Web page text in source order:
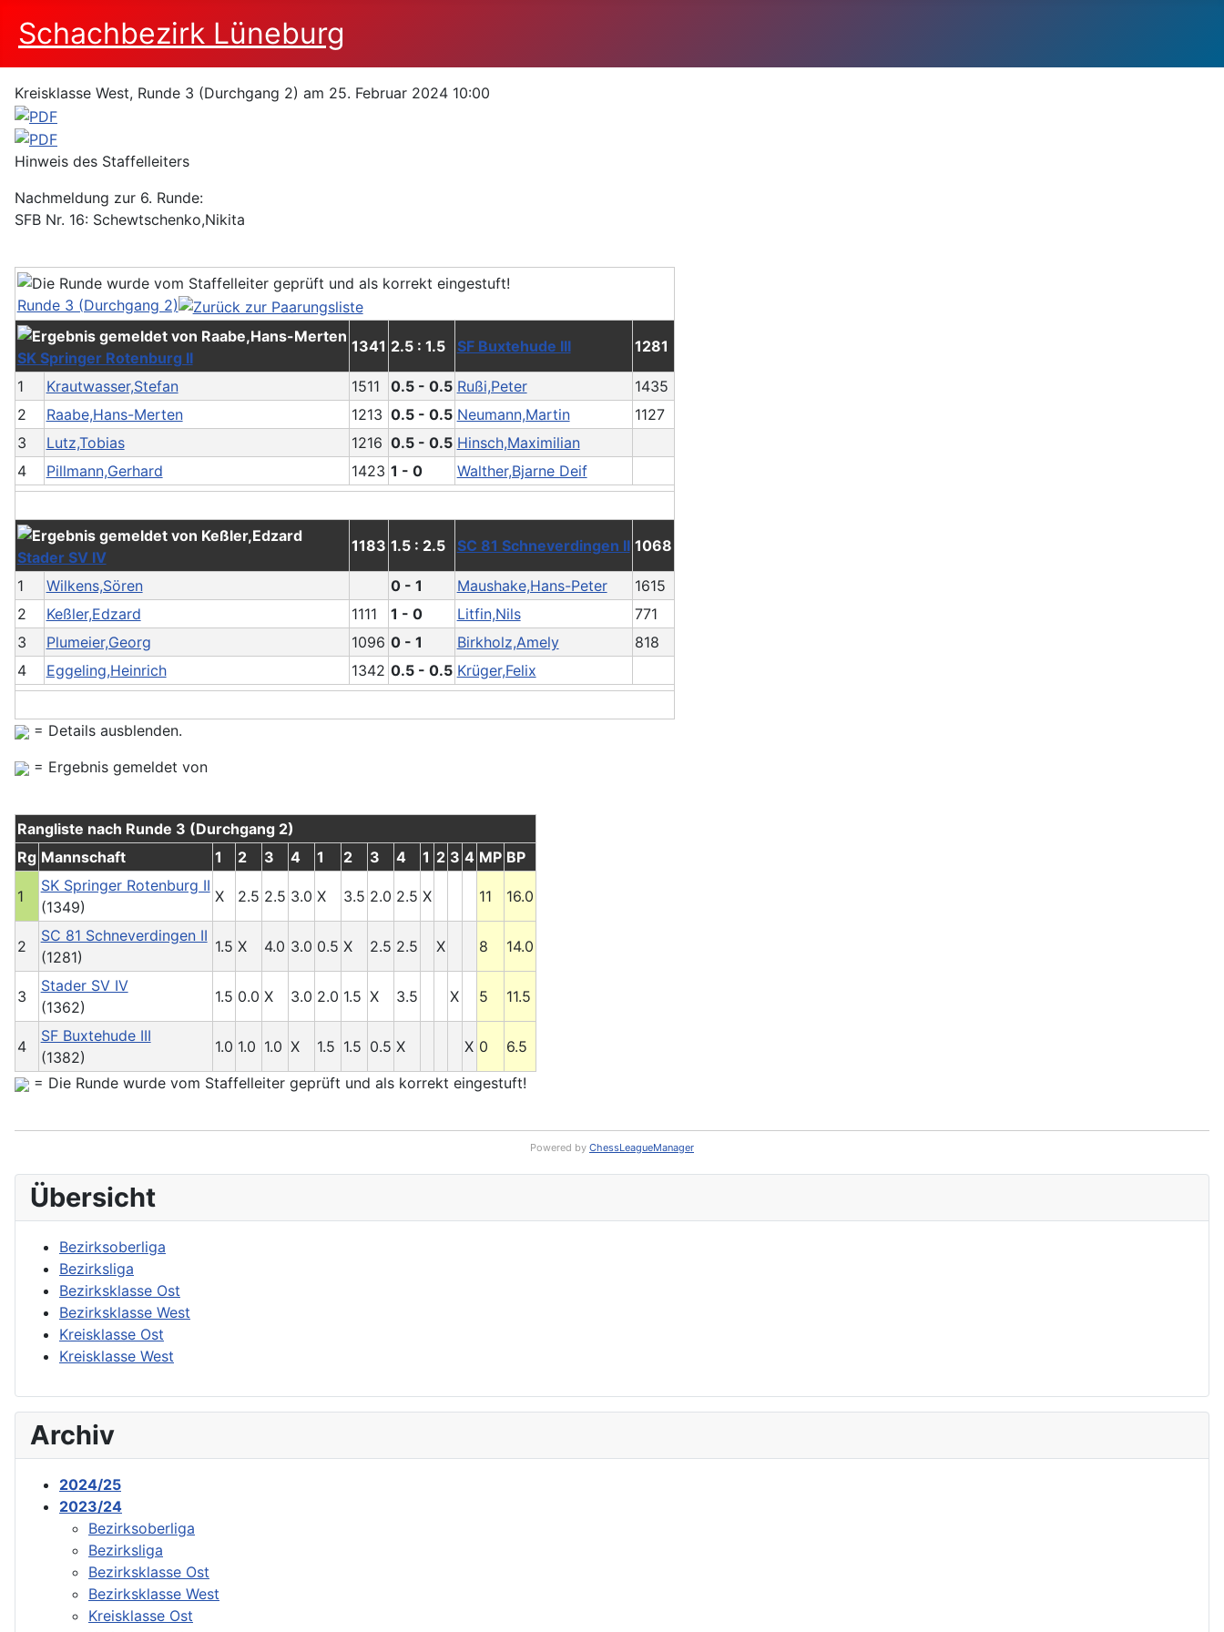
Schachbezirk Lüneburg
Übersicht
Bezirksoberliga
Bezirksliga
Bezirksklasse Ost
Bezirksklasse West
Kreisklasse Ost
Kreisklasse West
Archiv
2024/25
2023/24
Bezirksoberliga
Bezirksliga
Bezirksklasse Ost
Bezirksklasse West
Kreisklasse Ost
Kreisklasse West, Runde 3 (Durchgang 2) am 25. Februar 2024 10:00
Hinweis des Staffelleiters
Nachmeldung zur 6. Runde:
SFB Nr. 16: Schewtschenko,Nikita
Runde 3 (Durchgang 2)
SK Springer Rotenburg II
1341 2.5 : 1.5 SF Buxtehude III 1281
1 Krautwasser,Stefan 1511 0.5 - 0.5 Rußi,Peter
1435
2
Raabe,Hans-Merten 1213 0.5 - 0.5 Neumann,Martin
1127
3
Lutz,Tobias 1216 0.5 - 0.5 Hinsch,Maximilian
4
Pillmann,Gerhard 1423 1 - 0 Walther,Bjarne Deif
Stader SV IV
1183 1.5 : 2.5 SC 81 Schneverdingen II 1068
1 Wilkens,Sören 0 - 1 Maushake,Hans-Peter
1615
2
Keßler,Edzard 1111 1 - 0 Litfin,Nils
771
3
Plumeier,Georg 1096 0 - 1 Birkholz,Amely
818
4
Eggeling,Heinrich 1342 0.5 - 0.5 Krüger,Felix
= Details ausblenden.
= Ergebnis gemeldet von
Rangliste nach Runde 3 (Durchgang 2)
Rg Mannschaft 1 2 3 4 1 2 3 4 1 2 3 4 MP BP
1
SK Springer Rotenburg II
(1349)
X 2.5 2.5 3.0 X 3.5 2.0 2.5 X 11 16.0
2
SC 81 Schneverdingen II
(1281)
1.5 X 4.0 3.0 0.5 X 2.5 2.5 X 8 14.0
3
Stader SV IV
(1362)
1.5 0.0 X 3.0 2.0 1.5 X 3.5 X 5 11.5
4
SF Buxtehude III
(1382)
1.0 1.0 1.0 X 1.5 1.5 0.5 X X 0
6.5
= Die Runde wurde vom Staffelleiter geprüft und als korrekt eingestuft!
Powered by ChessLeagueManager